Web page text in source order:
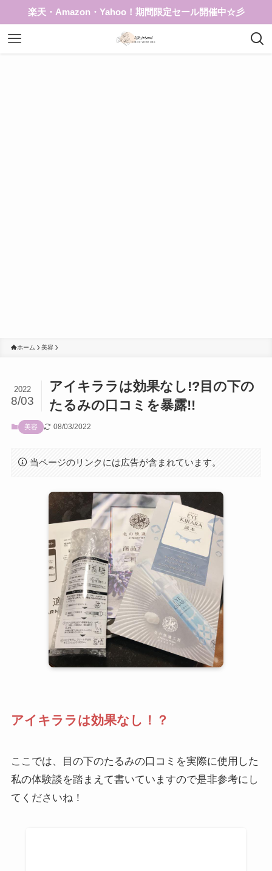
楽天・Amazon・Yahoo！期間限定セール開催中☆彡
ホーム 美容
アイキララは効果なし!?目の下の
たるみの口コミを暴露!!
2022
8/03
美容 08/03/2022
当ページのリンクには広告が含まれています。
アイキララは効果なし！？
ここでは、目の下のたるみの口コミを実際に使用した
私の体験談を踏まえて書いていますので是非参考にし
てくださいね！